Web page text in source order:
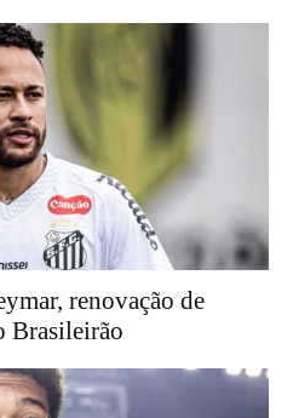
renovação de
Brasileirão